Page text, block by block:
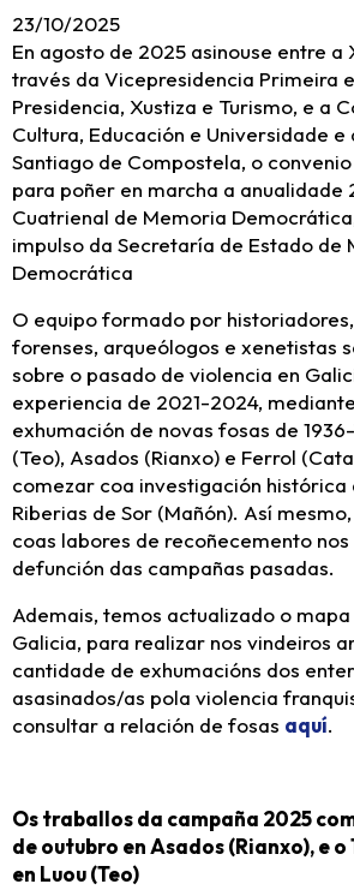
23/10/2025
En agosto de 2025 asinouse entre a
través da Vicepresidencia Primeira
Presidencia, Xustiza e Turismo, e a
Cultura, Educación e Universidade
Santiago de Compostela, o
para poñer en marcha a anualidade
Cuatrienal de Memoria
impulso da Secretaría de Estado de
Democrática
O equipo formado por
forenses, arqueólogos e xenetistas
sobre o pasado de violencia en
experiencia de 2021-2024,
exhumación de novas fosas de
(Teo), Asados (Rianxo) e Ferrol
comezar coa investigación histórica
Riberias de Sor (Mañón). Así
coas labores de recoñecemento nos
defunción das campañas pasadas.
Ademais, temos actualizado o
Galicia, para realizar nos vindeiros
cantidade de exhumacións dos
asasinados/as pola violencia
consultar a relación de fosas aquí.
Os traballos da campaña 2025
de outubro en Asados (Rianxo), e o
en Luou (Teo)